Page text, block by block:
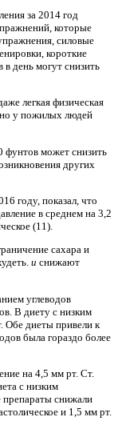
за 2014 год
которые
силовые
короткие
день могут снизить
легкая физическая
у пожилых людей
фунтов может снизить
других
году, показал, что
в среднем на 3,2
(11).
сахара и
и снижают
углеводов
В диету с низким
Обе диеты привели к
была гораздо более
на 4,5 мм рт. Ст.
с низким
препараты снижали
и 1,5 мм рт.